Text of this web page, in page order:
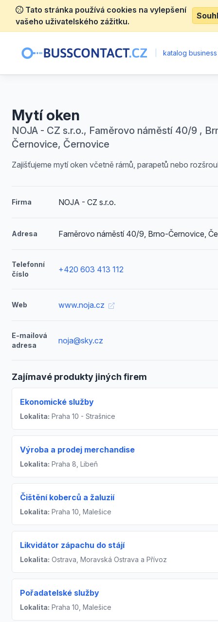
Tato stránka používá cookies na vylepšení
vašeho uživatelského zážitku.
katalog
Mytí oken
NOJA - CZ s.r.o., Faměrovo náměstí 40/9 ,
Černovice, Černovice
Zajišťujeme mytí oken včetně rámů, parapetů nebo
Firma NOJA - CZ s.r.o.
Adresa Faměrovo náměstí 40/9, Brno-Černovice,
Telefonní
číslo
+420 603 413 112
Web www.noja.cz
E-mailová
adresa
noja@sky.cz
Zajímavé produkty jiných firem
Ekonomické služby
Lokalita: Praha 10 - Strašnice
Výroba a prodej merchandise
Lokalita: Praha 8, Libeň
Čištění koberců a žaluzií
Lokalita: Praha 10, Malešice
Likvidátor zápachu do stájí
Lokalita: Ostrava, Moravská Ostrava a Přívoz
Pořadatelské služby
Lokalita: Praha 10, Malešice